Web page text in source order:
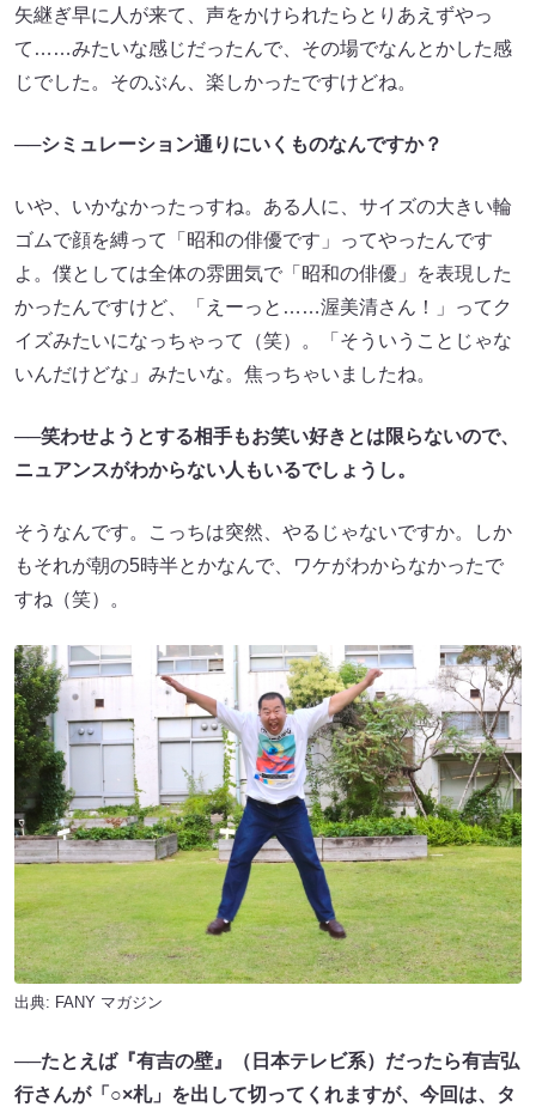
矢継ぎ早に人が来て、声をかけられたらとりあえずやっ
て……みたいな感じだったんで、その場でなんとかした感
じでした。そのぶん、楽しかったですけどね。
──シミュレーション通りにいくものなんですか？
いや、いかなかったっすね。ある人に、サイズの大きい輪
ゴムで顔を縛って「昭和の俳優です」ってやったんです
よ。僕としては全体の雰囲気で「昭和の俳優」を表現した
かったんですけど、「えーっと……渥美清さん！」ってク
イズみたいになっちゃって（笑）。「そういうことじゃな
いんだけどな」みたいな。焦っちゃいましたね。
──笑わせようとする相手もお笑い好きとは限らないので、
ニュアンスがわからない人もいるでしょうし。
そうなんです。こっちは突然、やるじゃないですか。しか
もそれが朝の5時半とかなんで、ワケがわからなかったで
すね（笑）。
出典: FANY マガジン
──たとえば『有吉の壁』（日本テレビ系）だったら有吉弘
行さんが「○×札」を出して切ってくれますが、今回は、タ